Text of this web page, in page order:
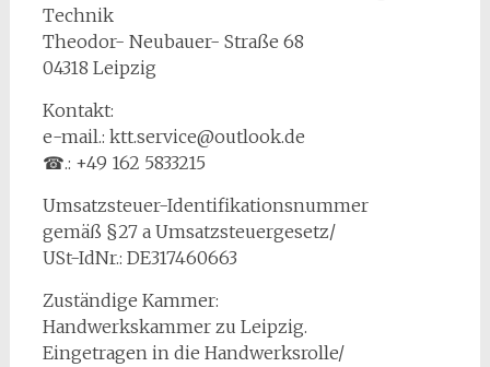
Technik
Theodor- Neubauer- Straße 68
04318 Leipzig
Kontakt:
e-mail.: ktt.service@outlook.de
☎.: +49 162 5833215
Umsatzsteuer-Identifikationsnummer
gemäß §27 a Umsatzsteuergesetz/
USt-IdNr.: DE317460663
Zuständige Kammer:
Handwerkskammer zu Leipzig.
Eingetragen in die Handwerksrolle/